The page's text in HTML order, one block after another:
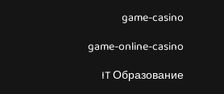
game-casino
game-online-casino
IT Образование